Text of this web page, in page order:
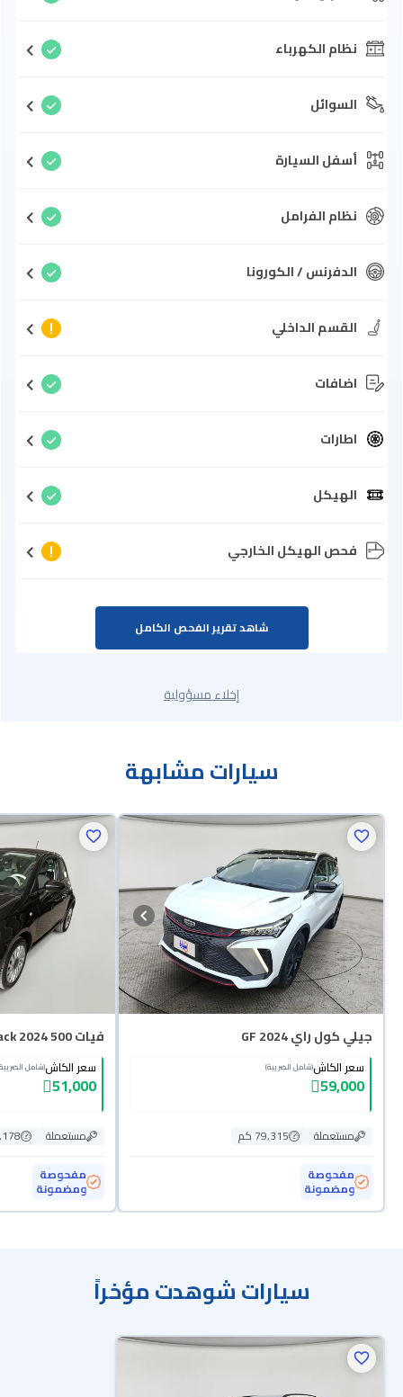
نظام الكهرباء
السوائل
أسفل السيارة
نظام الفرامل
الدفرنس / الكورونا
القسم الداخلي
اضافات
اطارات
الهيكل
فحص الهيكل الخارجي
شاهد تقرير الفحص الكامل
إخلاء مسؤولية
سيارات مشابهة
جيلي كول راي GF 2024
سعر الكاش(شامل الضريبة)
59,000
مستعملة
79,315 كم
مفحوصة
ومضمونة
فيات 500 Hatchback 2024
سعر الكاش(شامل
51,000
مستعملة
مفحوصة
ومضمونة
سيارات شوهدت مؤخراً